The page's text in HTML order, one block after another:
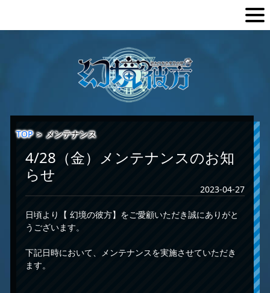
TOP＞メンテナンス
4/28（金）メンテナンスのお知
らせ
2023-04-27
日頃より【 幻境の彼方】をご愛顧いただき誠にありがと
うございます。
下記日時において、メンテナンスを実施させていただき
ます。